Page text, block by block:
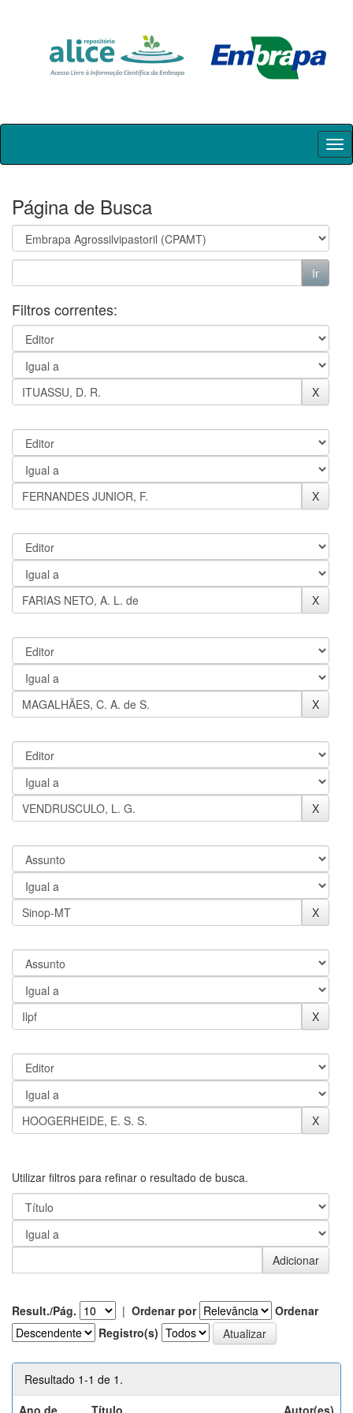
Skip
Página de Busca
Filtros correntes:
Utilizar filtros para refinar o resultado de busca.
Result./Pág. | Ordenar por
Ordenar
Registro(s)
Resultado 1-1 de 1.
Ano de
Título Autor(es)